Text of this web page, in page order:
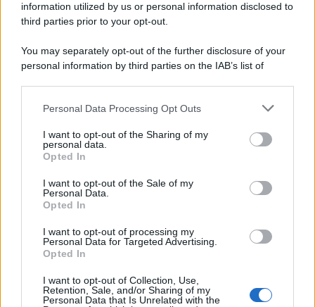
information utilized by us or personal information disclosed to
third parties prior to your opt-out.
You may separately opt-out of the further disclosure of your
personal information by third parties on the IAB’s list of
This information may also be disclosed by us to third parties
disclose it to other third parties.
Please note that this website/app uses one or more Google
services and may gather and store information including but
not limited to your visit or usage behaviour. You may click to
grant or deny consent to Google and its third-party tags to
consent section.
Personal Data Processing Opt Outs
I want to opt-out of the Sharing of my
personal data.
Opted In
I want to opt-out of the Sale of my
Personal Data.
Opted In
I want to opt-out of processing my
Personal Data for Targeted Advertising.
Opted In
I want to opt-out of Collection, Use,
Retention, Sale, and/or Sharing of my
Personal Data that Is Unrelated with the
Categorie
Dizionario dei Sogni – B
Dizionario dei Sogni – C
Dizionario dei Sogni – D
Dizionario dei Sogni – E
Dizionario dei Sogni – F
Dizionario dei Sogni – G
Dizionario dei Sogni – I
Dizionario dei Sogni – J